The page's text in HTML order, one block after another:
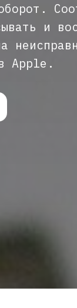
и
Apple.